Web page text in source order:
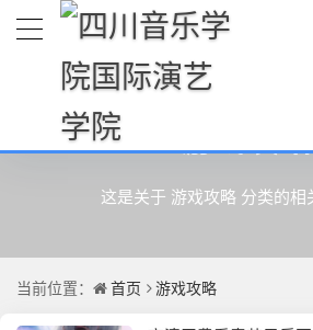
游戏攻略
这是关于 游戏攻略 分类的相
当前位置： 首页 游戏攻略